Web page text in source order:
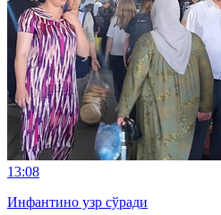
13:08
Инфантино узр сўради